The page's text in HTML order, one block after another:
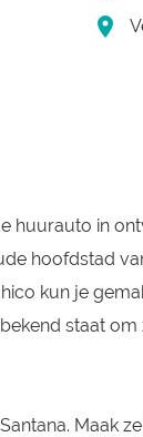
huurauto in
hoofdstad
kun je
staat
Maak